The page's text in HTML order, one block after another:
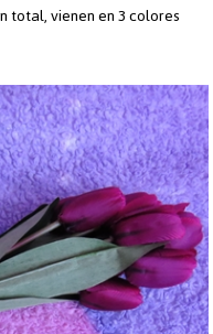
total, vienen en 3 colores